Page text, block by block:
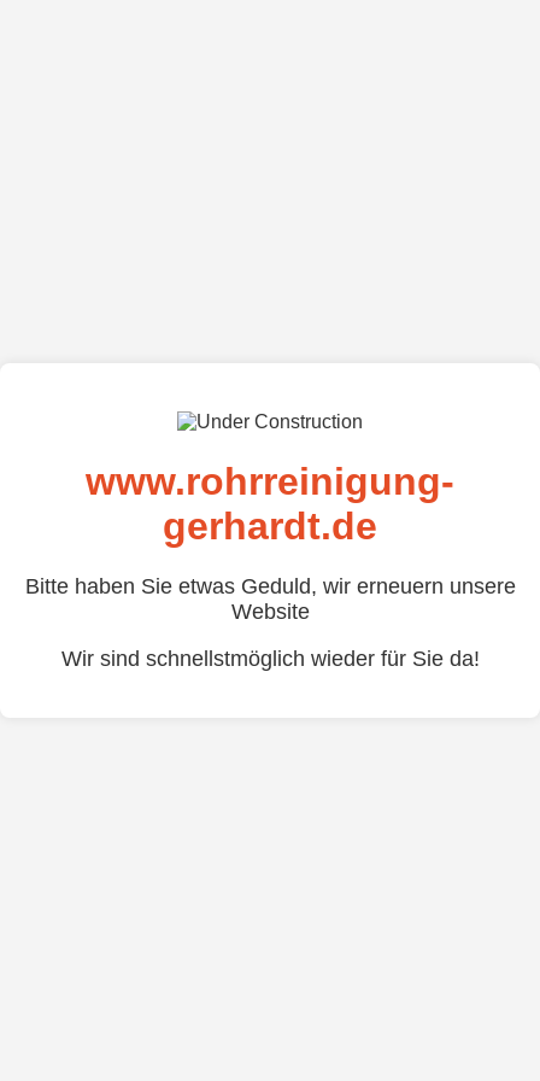
www.rohrreinigung-
gerhardt.de
Bitte haben Sie etwas Geduld, wir erneuern unsere
Website
Wir sind schnellstmöglich wieder für Sie da!